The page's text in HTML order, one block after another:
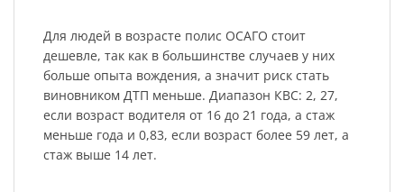
Для людей в возрасте полис ОСАГО стоит
дешевле, так как в большинстве случаев у них
больше опыта вождения, а значит риск стать
виновником ДТП меньше. Диапазон КВС: 2, 27,
если возраст водителя от 16 до 21 года, а стаж
меньше года и 0,83, если возраст более 59 лет, а
стаж выше 14 лет.